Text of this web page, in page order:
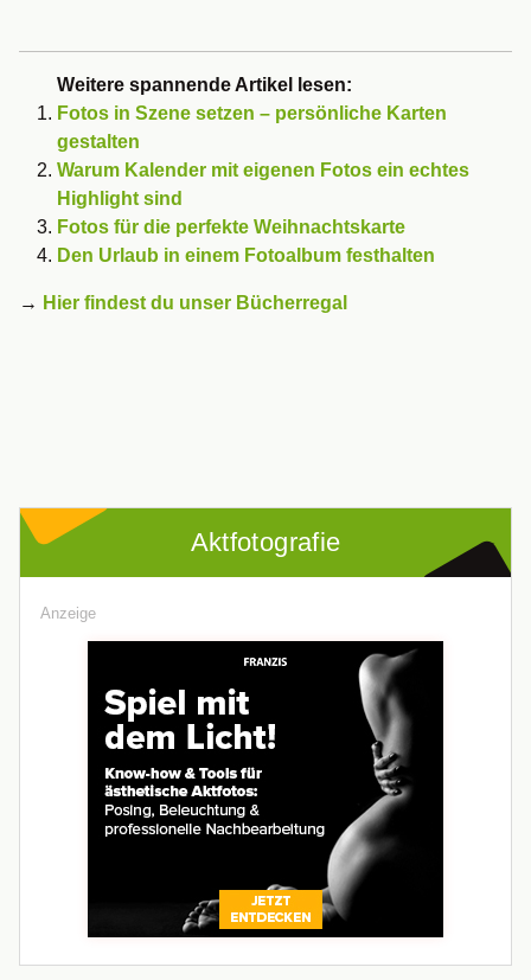
Weitere spannende Artikel lesen:
Fotos in Szene setzen – persönliche Karten
gestalten
Warum Kalender mit eigenen Fotos ein echtes
Highlight sind
Fotos für die perfekte Weihnachtskarte
Den Urlaub in einem Fotoalbum festhalten
→ Hier findest du unser Bücherregal
Aktfotografie
Anzeige